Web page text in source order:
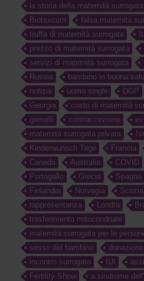
la storia della maternità surrogata
Biotexcom
falsa maternità
truffa di maternità surrogata
prezzo di maternità surrogata
servizi di maternità surrogata
Russia
bambino in buona
notizia
uomo single DGP
Georgia
costo di maternità
gemelli
contraccezione
maternità surrogata privata
Kinderwunsch Tage
Francia
Canada
Australia COVID
Portogallo
Grecia Spagna
Finlandia
Norvegia Scozia
rappresentanza
Londra
trasferimento mitocondriale
maternità surrogata per le
sesso del bambino
incontro surrogato
IUI
Fertility Show
a sindrome